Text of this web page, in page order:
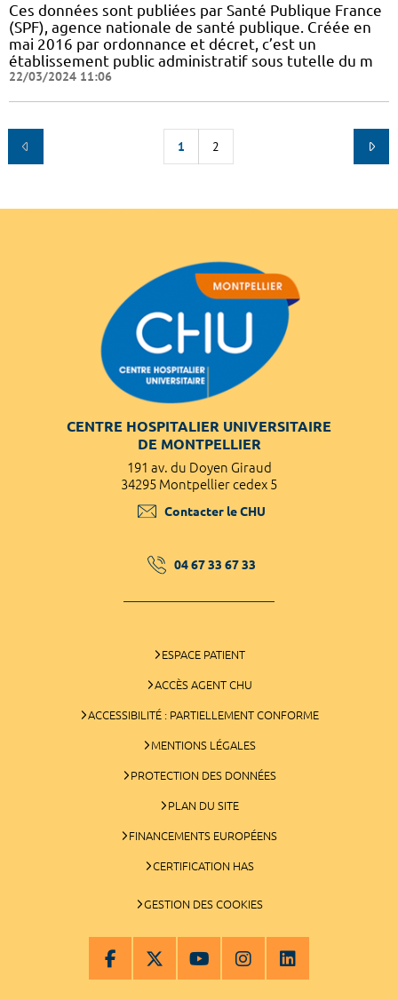
Ces données sont publiées par Santé Publique France
(SPF), agence nationale de santé publique. Créée en
mai 2016 par ordonnance et décret, c’est un
établissement public administratif sous tutelle du m
22/03/2024 11:06
1 2
CENTRE HOSPITALIER UNIVERSITAIRE
DE MONTPELLIER
191 av. du Doyen Giraud
34295 Montpellier cedex 5
Contacter le CHU
04 67 33 67 33
ESPACE PATIENT
ACCÈS AGENT CHU
ACCESSIBILITÉ : PARTIELLEMENT CONFORME
MENTIONS LÉGALES
PROTECTION DES DONNÉES
PLAN DU SITE
FINANCEMENTS EUROPÉENS
CERTIFICATION HAS
GESTION DES COOKIES